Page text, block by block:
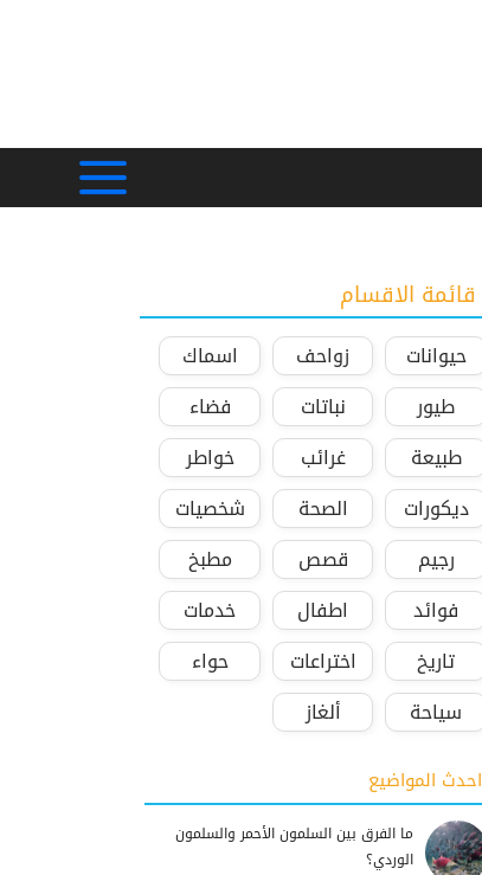
قائمة الاقسام
حيوانات زواحف
اسماك
طيور
نباتات
فضاء
طبيعة
غرائب
خواطر
ديكورات
الصحة
شخصيات
رجيم
قصص
مطبخ
فوائد
اطفال
خدمات
تاريخ
اختراعات
حواء
سياحة
ألغاز
احدث المواضيع
ما الفرق بين السلمون الأحمر والسلمون
الوردي؟